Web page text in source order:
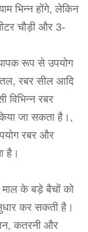
भिन्न होंगे, लेकिन
चौड़ी और 3-
रूप से उपयोग
रबर सील आदि
विभिन्न रबर
जा सकता है।,
रबर और
है।
माल के बड़े बैचों को
कर सकती है।
कतरनी और